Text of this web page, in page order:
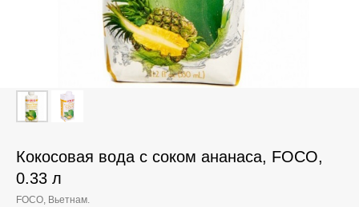
Кокосовая вода с соком ананаса, FOCO,
0.33 л
FOCO, Вьетнам.